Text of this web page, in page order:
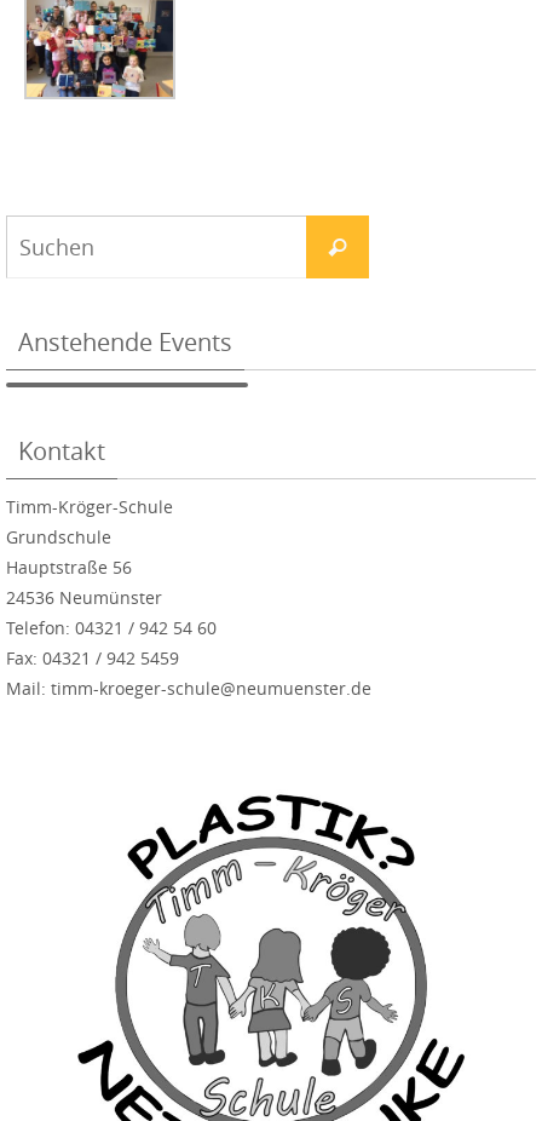
Anstehende Events
Kontakt
Timm-Kröger-Schule
Grundschule
Hauptstraße 56
24536 Neumünster
Telefon: 04321 / 942 54 60
Fax: 04321 / 942 5459
Mail: timm-kroeger-schule@neumuenster.de